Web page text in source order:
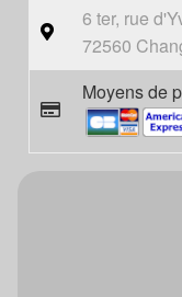
6 ter, rue
72560
Moyens de